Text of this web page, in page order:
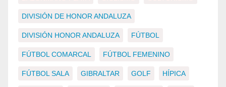
DIVISIÓN DE HONOR ANDALUZA
DIVISIÓN HONOR ANDALUZA FÚTBOL
FÚTBOL COMARCAL FÚTBOL FEMENINO
FÚTBOL SALA GIBRALTAR GOLF HÍPICA